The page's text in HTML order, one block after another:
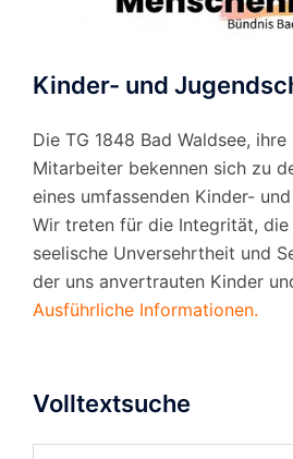
Kinder- und
Die TG 1848 Bad Waldsee,
Mitarbeiter bekennen sich zu
eines umfassenden Kinder-
Wir treten für die Integrität,
seelische Unversehrtheit und
der uns anvertrauten Kinder
Ausführliche Informationen.
Volltextsuche